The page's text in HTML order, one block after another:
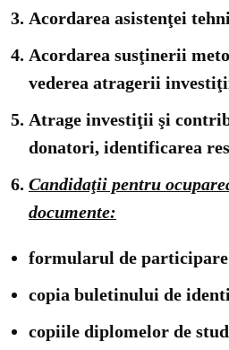
Acordarea asistenţei
Acordarea susţinerii
vederea atragerii
Atrage investiţii şi
donatori, identificarea
Candidaţii pentru
documente:
formularul de participare
copia buletinului de
copiile diplomelor de